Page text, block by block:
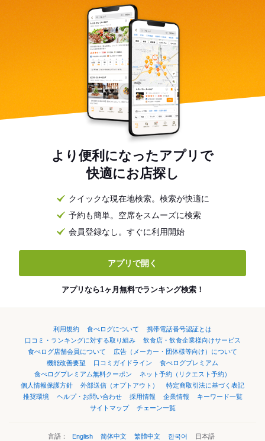
より便利になったアプリで
快適にお店探し
クイックな現在地検索。検索が快適に
予約も簡単。空席をスムーズに検索
会員登録なし。すぐに利用開始
アプリで開く
アプリなら1ヶ月無料でランキング検索！
利用規約 食べログについて
携帯電話番号認証とは
口コミ・ランキングに対する取り組み
飲食店・飲食企業様向けサービス
食べログ店舗会員について
広告（メーカー・団体様等向け）について
機能改善要望
口コミガイドライン
食べログプレミアム
食べログプレミアム無料クーポン
ネット予約（リクエスト予約）
個人情報保護方針
外部送信（オプトアウト）
特定商取引法に基づく表記
推奨環境
ヘルプ・お問い合わせ 採用情報 企業情報
キーワード一覧
サイトマップ
チェーン一覧
言語： English 简体中文 繁體中文 한국어 日本語